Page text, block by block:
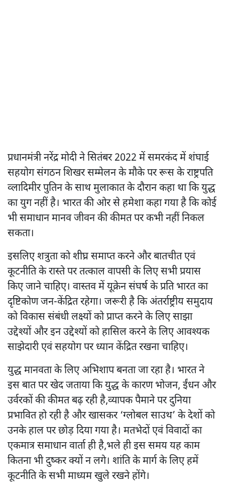
प्रधानमंत्री नरेंद्र मोदी ने सितंबर 2022 में समरकंद में शंघाई
सहयोग संगठन शिखर सम्मेलन के मौके पर रूस के राष्ट्रपति
व्लादिमीर पुतिन के साथ मुलाकात के दौरान कहा था कि युद्ध
का युग नहीं है। भारत की ओर से हमेशा कहा गया है कि कोई
भी समाधान मानव जीवन की कीमत पर कभी नहीं निकल
सकता।
इसलिए शत्रुता को शीघ्र समाप्त करने और बातचीत एवं
कूटनीति के रास्ते पर तत्काल वापसी के लिए सभी प्रयास
किए जाने चाहिए। वास्तव में यूक्रेन संघर्ष के प्रति भारत का
दृष्टिकोण जन-केंद्रित रहेगा। जरूरी है कि अंतर्राष्ट्रीय समुदाय
को विकास संबंधी लक्ष्यों को प्राप्त करने के लिए साझा
उद्देश्यों और इन उद्देश्यों को हासिल करने के लिए आवश्यक
साझेदारी एवं सहयोग पर ध्यान केंद्रित रखना चाहिए।
युद्ध मानवता के लिए अभिशाप बनता जा रहा है। भारत ने
इस बात पर खेद जताया कि युद्ध के कारण भोजन, ईंधन और
उर्वरकों की कीमत बढ़ रही है,व्यापक पैमाने पर दुनिया
प्रभावित हो रही है और खासकर ‘ग्लोबल साउथ’ के देशों को
उनके हाल पर छोड़ दिया गया है। मतभेदों एवं विवादों का
एकमात्र समाधान वार्ता ही है,भले ही इस समय यह काम
कितना भी दुष्कर क्यों न लगे। शांति के मार्ग के लिए हमें
कूटनीति के सभी माध्यम खुले रखने होंगे।